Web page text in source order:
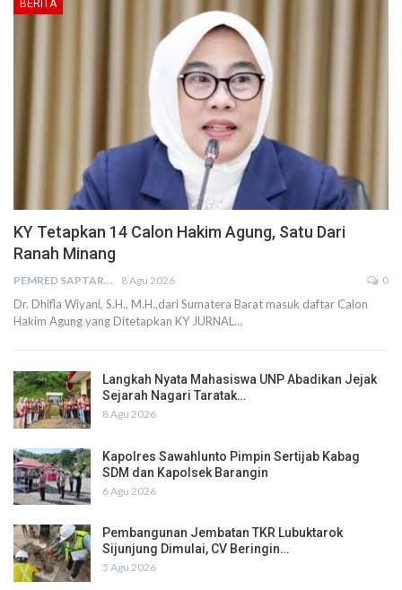
BERITA
KY Tetapkan 14 Calon Hakim Agung, Satu Dari
Ranah Minang
PEMRED SAPTARIUS 8 Agu 2026 0
Dr. Dhifla Wiyani, S.H., M.H.,dari Sumatera Barat masuk daftar Calon
Hakim Agung yang Ditetapkan KY JURNAL…
Langkah Nyata Mahasiswa UNP Abadikan Jejak
Sejarah Nagari Taratak…
8 Agu 2026
Kapolres Sawahlunto Pimpin Sertijab Kabag
SDM dan Kapolsek Barangin
6 Agu 2026
Pembangunan Jembatan TKR Lubuktarok
Sijunjung Dimulai, CV Beringin…
5 Agu 2026